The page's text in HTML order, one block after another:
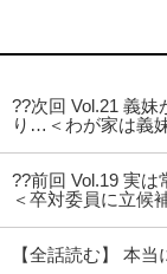
??次回 Vol.21 義
り…＜わが家は義
??前回 Vol.19 実
＜卒対委員に立候
【全話読む】 本